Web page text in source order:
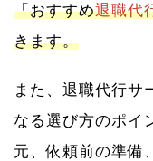
「おすすめ退職代
きます。
また、退職代行サ
なる選び方のポイ
元、依頼前の準備